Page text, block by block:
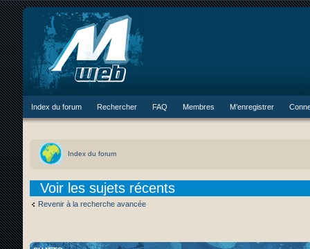
Index du forum Rechercher FAQ Membres M’enregistrer
Index du forum
Voir les sujets récents
Revenir à la recherche avancée